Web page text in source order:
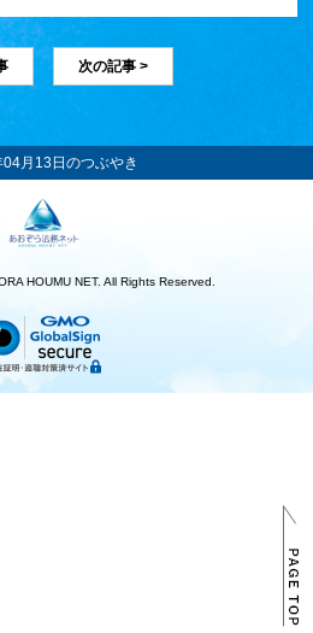
次の記事 >
月13日のつぶやき
HOUMU NET. All Rights Reserved.